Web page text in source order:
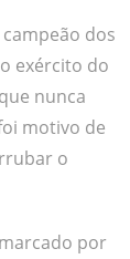
dos
exército do
nunca
motivo de
o
por